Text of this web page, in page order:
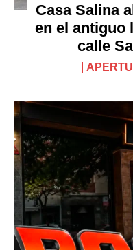
Casa Salina
en el antiguo
calle